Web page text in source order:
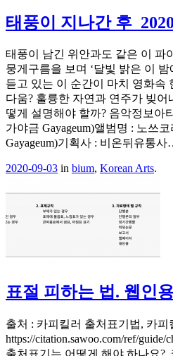
태풍이 지나간 후
태풍이 남긴 위안과도 같은 이 파
뭉게구름을 보며 ‘달빛 밝은 이
듣고 있는 이 순간이 마치 영화속
다움? 훌륭한 자연과 연주가 빚어
떻게 설명해야 할까? 음악정보아
가야금 Gayageum)앨범명 : 노쓰
Gayageum)기획사 : 비온뒤유통
2020-09-03 in bium, Korean Arts.
표절 피하는 법. 웹인
출처 : 카피킬러 출처표기법, 카피
https://citation.sawoo.com/ref/